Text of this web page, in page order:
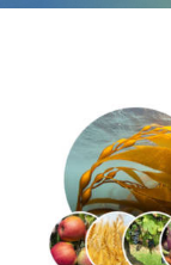
PENN AR BED
ACTUALITÉS